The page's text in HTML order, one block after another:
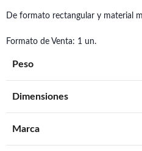
De formato rectangular y material
Formato de Venta: 1 un.
Peso
Dimensiones
Marca